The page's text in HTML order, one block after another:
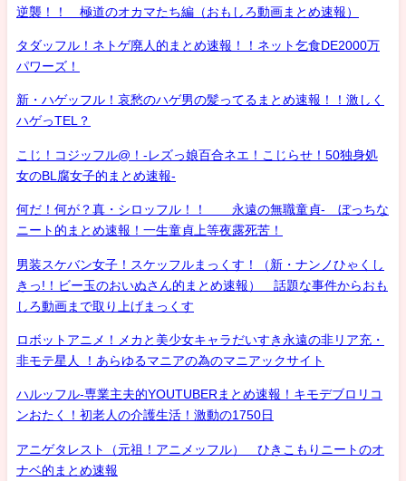
逆襲！！ 極道のオカマたち編（おもしろ動画まとめ速報）
タダッフル！ネトゲ廃人的まとめ速報！！ネット乞食DE2000万
パワーズ！
新・ハゲッフル！哀愁のハゲ男の髪ってるまとめ速報！！激しく
ハゲっTEL？
こじ！コジッフル@！-レズっ娘百合ネエ！こじらせ！50独身処
女のBL腐女子的まとめ速報-
何だ！何が？真・シロッフル！！ 永遠の無職童貞- ぼっちな
ニート的まとめ速報！一生童貞上等夜露死苦！
男装スケバン女子！スケッフルまっくす！（新・ナンノひゃくし
きっ!！ビー玉のおいぬさん的まとめ速報） 話題な事件からおも
しろ動画まで取り上げまっくす
ロボットアニメ！メカと美少女キャラだいすき永遠の非リア充・
非モテ星人 ！あらゆるマニアの為のマニアックサイト
ハルッフル-専業主夫的YOUTUBERまとめ速報！キモデブロリコ
ンおたく！初老人の介護生活！激動の1750日
アニゲタレスト（元祖！アニメッフル） ひきこもりニートのオ
ナベ的まとめ速報